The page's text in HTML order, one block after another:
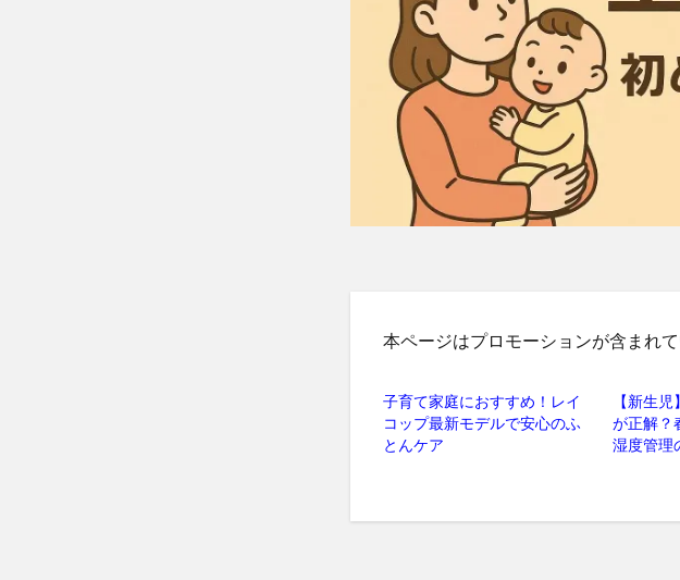
本ページはプロモーションが含まれて
子育て家庭におすすめ！レイ
コップ最新モデルで安心のふ
とんケア
【新生
が正解？
湿度管理